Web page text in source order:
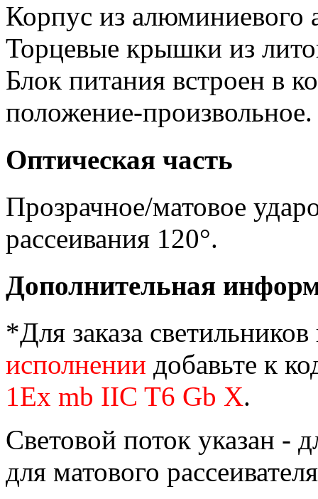
Корпус из алюминиевого
Торцевые крышки из
Блок питания встроен в
положение-произвольное.
Оптическая часть
Прозрачное/матовое
рассеивания 120°.
Дополнительная
*Для заказа
исполнении добавьте к
1Ex mb IIC T6 Gb X.
Световой поток указан -
для матового